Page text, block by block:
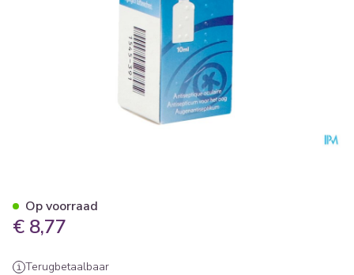
€ 8,77
Terugbetaalbaar
Op voorraad